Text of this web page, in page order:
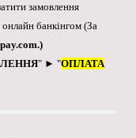
замовлення
банкінгом (За
.)
" ► "ОПЛАТА